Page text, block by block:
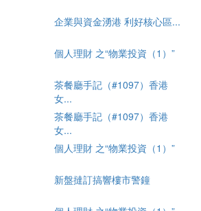
企業與資金湧港 利好核心區...
個人理財 之“物業投資（1）”
茶餐廳手記（#1097）香港
女...
茶餐廳手記（#1097）香港
女...
個人理財 之“物業投資（1）”
新盤撻訂搞響樓市警鐘